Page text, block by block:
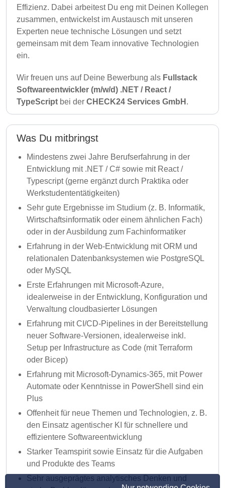
Effizienz. Dabei arbeitest Du eng mit Deinen Kollegen
zusammen, entwickelst im Austausch mit unseren
Experten neue technische Lösungen und setzt
gemeinsam mit dem Team innovative Technologien
ein.
Wir freuen uns auf Deine Bewerbung als Fullstack
Softwareentwickler (m/w/d) .NET / React /
TypeScript bei der CHECK24 Services GmbH .
Was Du mitbringst
Mindestens zwei Jahre Berufserfahrung in der
Entwicklung mit .NET / C# sowie mit React /
Typescript (gerne ergänzt durch Praktika oder
Werkstudententätigkeiten)
Sehr gute Ergebnisse im Studium (z. B. Informatik,
Wirtschaftsinformatik oder einem ähnlichen Fach)
oder in der Ausbildung zum Fachinformatiker
Erfahrung in der Web-Entwicklung mit ORM und
relationalen Datenbanksystemen wie PostgreSQL
oder MySQL
Erste Erfahrungen mit Microsoft-Azure,
idealerweise in der Entwicklung, Konfiguration und
Verwaltung cloudbasierter Lösungen
Erfahrung mit CI/CD-Pipelines in der Bereitstellung
neuer Software-Versionen, idealerweise inkl.
Setup per Infrastructure as Code (mit Terraform
oder Bicep)
Erfahrung mit Microsoft-Dynamics-365, mit Power
Automate oder Kenntnisse in PowerShell sind ein
Plus
Offenheit für neue Themen und Technologien, z. B.
den Einsatz agentischer KI für schnellere und
effizientere Softwareentwicklung
Starker Teamspirit sowie Einsatz für die Aufgaben
und Produkte des Teams
Sehr ausgeprägtes analytisches Denken und